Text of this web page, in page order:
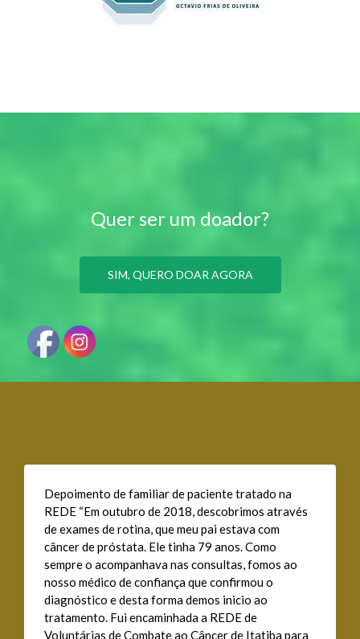
Quer ser um doador?
SIM, QUERO DOAR AGORA
Depoimento de familiar de paciente tratado na
REDE “Em outubro de 2018, descobrimos através
de exames de rotina, que meu pai estava com
câncer de próstata. Ele tinha 79 anos. Como
sempre o acompanhava nas consultas, fomos ao
nosso médico de confiança que confirmou o
diagnóstico e desta forma demos inicio ao
tratamento. Fui encaminhada a REDE de
Voluntárias de Combate ao Câncer de Itatiba para